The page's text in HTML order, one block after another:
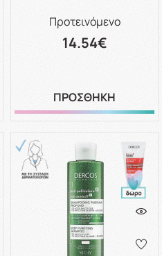
Προτεινόμενο
14.54€
ΠΡΟΣΘΗΚΗ